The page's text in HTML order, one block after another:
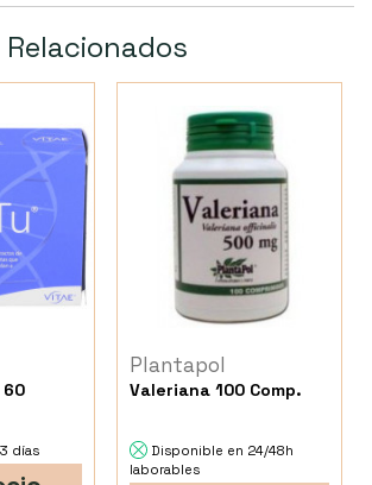
60
días
Plantapol
Valeriana 100 Comp.
Disponible en 24/48h
laborables